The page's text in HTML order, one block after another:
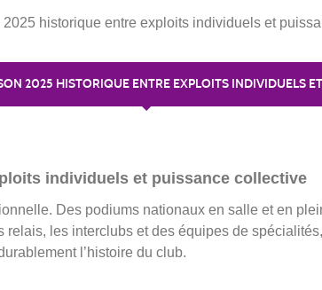
historique entre exploits individuels et
2025 HISTORIQUE ENTRE EXPLOITS INDIVIDUELS
individuels et puissance collective
Des podiums nationaux en salle et en
les interclubs et des équipes de
l’histoire du club.